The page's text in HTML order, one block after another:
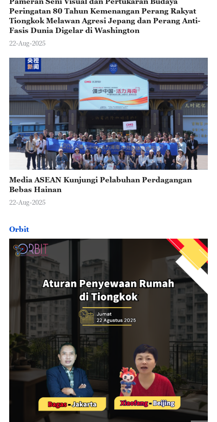
Peringatan 80 Tahun Kemenangan Perang Rakyat
Tiongkok Melawan Agresi Jepang dan Perang Anti-
Fasis Dunia Digelar di Washington
22-Aug-2025
Media ASEAN Kunjungi Pelabuhan Perdagangan
Bebas Hainan
22-Aug-2025
Orbit